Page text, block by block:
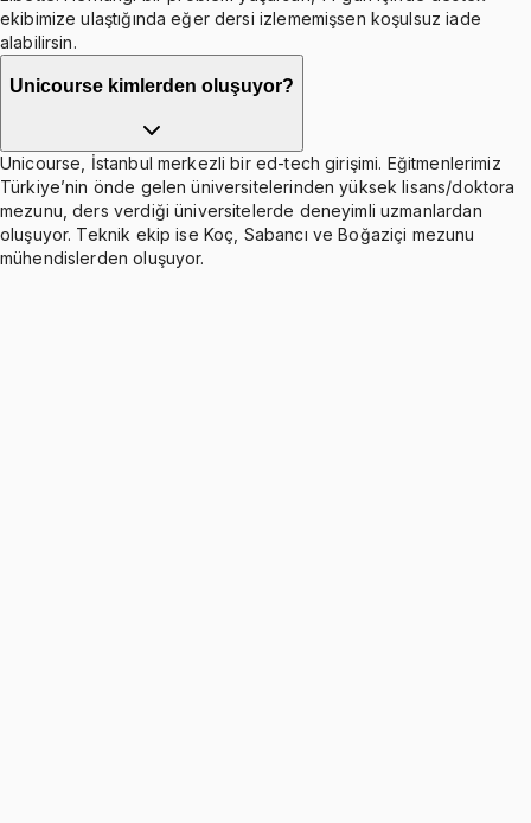
ekibimize ulaştığında eğer dersi izlememişsen koşulsuz iade
alabilirsin.
Unicourse kimlerden oluşuyor?
Unicourse, İstanbul merkezli bir ed-tech girişimi. Eğitmenlerimiz
Türkiye’nin önde gelen üniversitelerinden yüksek lisans/doktora
mezunu, ders verdiği üniversitelerde deneyimli uzmanlardan
oluşuyor. Teknik ekip ise Koç, Sabancı ve Boğaziçi mezunu
mühendislerden oluşuyor.